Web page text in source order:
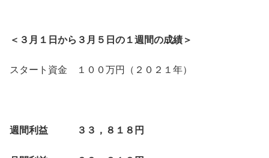
＜３月１日から３月５日の１週間の成績＞
スタート資金 １００万円（２０２１年）
週間利益 ３３，８１８円